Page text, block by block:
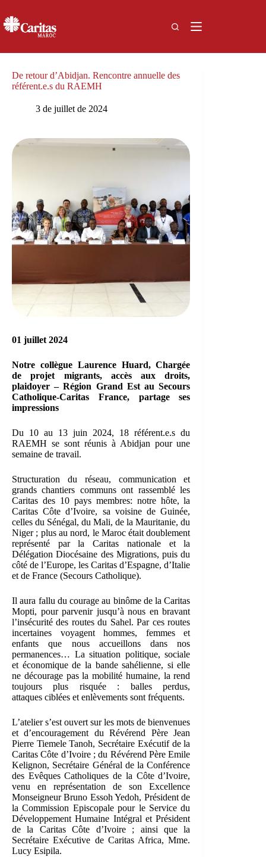
au
contenu
De retour d’Abidjan. Rencontre annuelle des
référent.e.s du RAEMH
3 de juillet de 2024
01 juillet 2024
Notre collègue Laurence Huard, Chargée
de projet migrants, accès aux droits,
plaidoyer – Région Grand Est au Secours
Catholique-Caritas France, partage ses
impressions
Du 10 au 13 juin 2024, 18 référent.e.s du
RAEMH se sont réunis à Abidjan pour une
semaine de travail.
Structuration du réseau, communication et
grands chantiers communs ont rassemblé les
Caritas des 10 pays membres: notre hôte, la
Caritas Côte d’Ivoire, sa voisine de Guinée,
celles du Sénégal, du Mali, de la Mauritanie, du
Niger ; plus au nord, le Maroc était doublement
représenté par la Caritas nationale et la
Délégation Diocésaine des Migrations, puis du
côté de l’Europe, les Caritas d’Espagne, d’Italie
et de France (Secours Catholique).
Il aura fallu du courage au binôme de la Caritas
Mopti, pour parvenir jusqu’à nous en bravant
l’insécurité des routes du Sahel. Par ces routes
incertaines voyagent hommes, femmes et
enfants que nous accueillons dans nos
permanences… La situation politique, sociale
et économique de la bande sahélienne, si elle
ne décourage pas la mobilité humaine, la rend
toujours plus risquée : balles perdus,
attaques ciblées et enlèvements sont fréquents.
L’atelier s’est ouvert sur les mots de bienvenues
et d’encouragement du Révérend Père Jean
Pierre Tiemele Tanoh, Secrétaire Exécutif de la
Caritas Côte d’Ivoire ; du Révérend Père Emile
Kelignon, Secrétaire Général de la Conférence
des Evêques Catholiques de la Côte d’Ivoire,
venu en représentation de son Excellence
Monseigneur Bruno Essoh Yedoh, Président de
la Commission Episcopale pour le Service du
Développement Humaine Intégral et Président
de la Caritas Côte d’Ivoire ; ainsi que la
Secrétaire Exécutive de Caritas Africa, Mme.
Lucy Esipila.